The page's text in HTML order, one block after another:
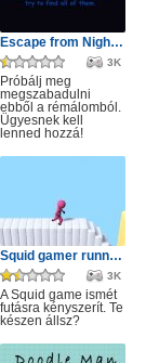
Escape from Nightmare
3K
Próbálj meg
megszabadulni
ebből a rémálomból.
Ügyesnek kell
lenned hozzá!
Squid gamer runner obstacle
3K
A Squid game ismét
futásra kényszerít. Te
készen állsz?